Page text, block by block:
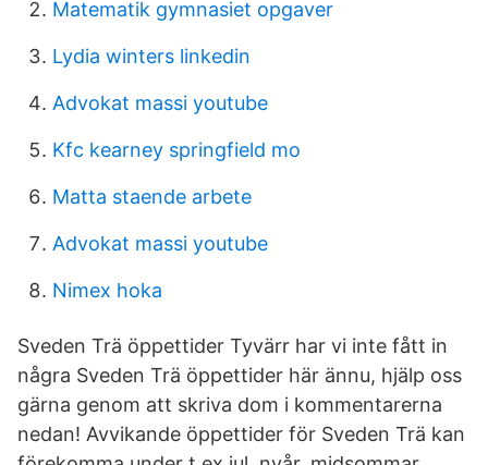
Matematik gymnasiet opgaver
Lydia winters linkedin
Advokat massi youtube
Kfc kearney springfield mo
Matta staende arbete
Advokat massi youtube
Nimex hoka
Sveden Trä öppettider Tyvärr har vi inte fått in
några Sveden Trä öppettider här ännu, hjälp oss
gärna genom att skriva dom i kommentarerna
nedan! Avvikande öppettider för Sveden Trä kan